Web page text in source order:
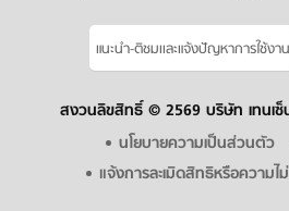
แนะนำ-ติชมเเละแจ้งปัญหาการใช้งาน
สงวนลิขสิทธิ์ © 2569 บริษัท เทนเ
นโยบายความเป็นส่วนตัว
แจ้งการละเมิดสิทธิหรือความไ